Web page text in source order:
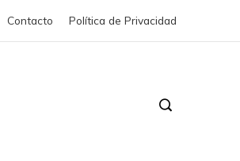
Contacto Política de Privacidad